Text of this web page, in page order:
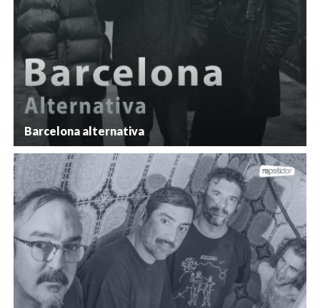
Barcelona alternativa